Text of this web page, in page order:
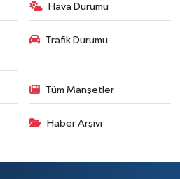
Hava Durumu
Trafik Durumu
Tüm Manşetler
Haber Arşivi